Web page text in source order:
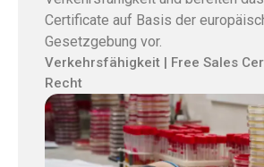
Certificate auf Basis der
Gesetzgebung vor.
Verkehrsfähigkeit | Free Sales
Recht